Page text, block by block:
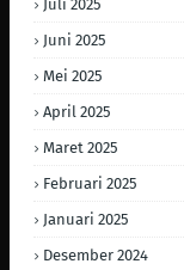
Juli 2025
Juni 2025
Mei 2025
April 2025
Maret 2025
Februari 2025
Januari 2025
Desember 2024